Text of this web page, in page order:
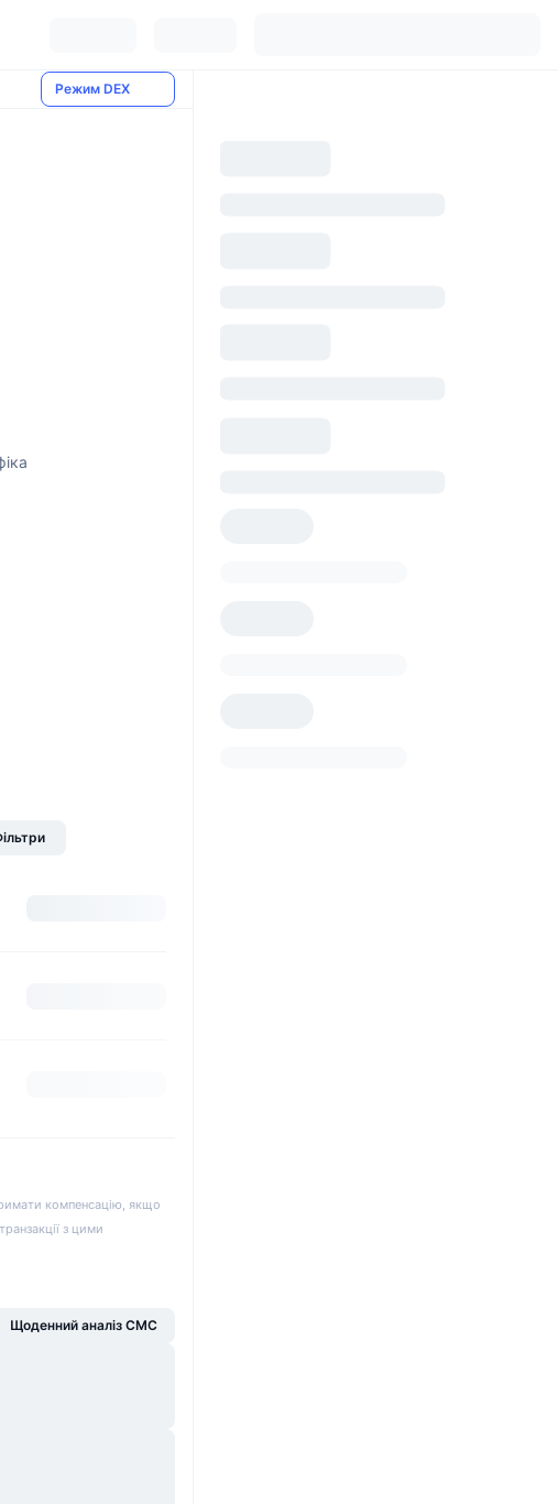
Режим DEX
компенсацію, якщо
з цими
Щоденний аналіз CMC